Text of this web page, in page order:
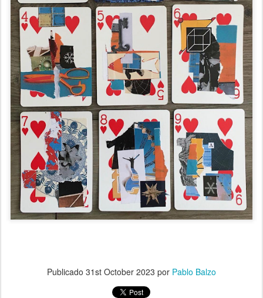
Publicado 31st October 2023 por Pablo Balzo